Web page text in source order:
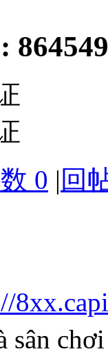
0 | 回
sân